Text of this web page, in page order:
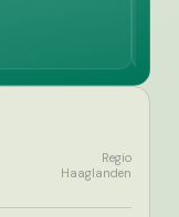
Regio
Haaglanden